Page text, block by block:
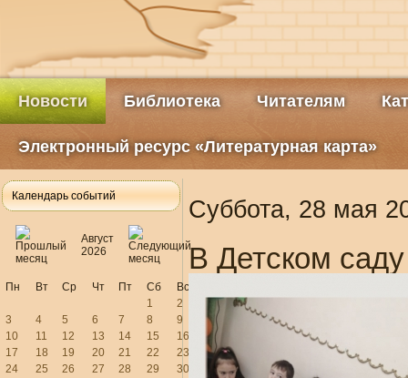
Новости Библиотека Читателям
Электронный ресурс «Литературная карта»
Календарь событий
Август
2026
Пн Вт Ср Чт Пт Сб
Вс
1
2
3
4 5 6 7 8
9
10
11 12 13 14 15
16
17
18 19 20 21 22
23
24
25 26 27 28 29
30
Суббота, 28 мая
В Детском